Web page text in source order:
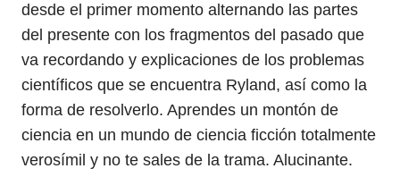
desde el primer momento alternando las partes
del presente con los fragmentos del pasado que
va recordando y explicaciones de los problemas
científicos que se encuentra Ryland, así como la
forma de resolverlo. Aprendes un montón de
ciencia en un mundo de ciencia ficción totalmente
verosímil y no te sales de la trama. Alucinante.